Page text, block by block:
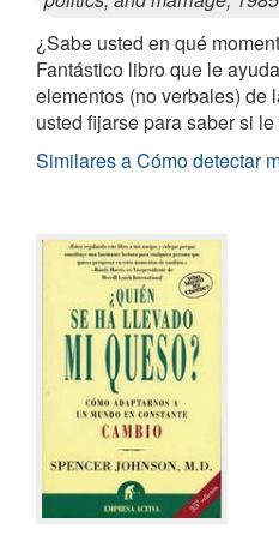
¿Sabe usted en qué
Fantástico libro que le
elementos (no verbales) de
usted fijarse para saber si
Similares a Cómo detectar